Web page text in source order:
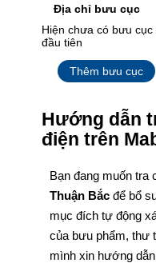
Địa chỉ bưu cục
Hiện chưa có bưu
đầu tiên
Thêm bưu cục
Hướng dẫn
điện trên
Bạn đang muốn tra
Thuận Bắc để bổ
mục đích tự động
của bưu phẩm, thư
mình xin hướng